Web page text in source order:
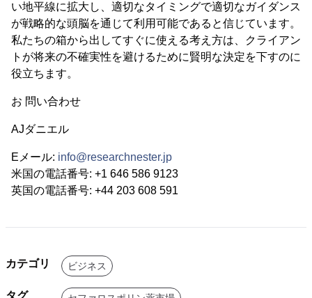
い地平線に拡大し、適切なタイミングで適切なガイダンス
が戦略的な頭脳を通じて利用可能であると信じています。
私たちの箱から出してすぐに使える考え方は、クライアン
トが将来の不確実性を避けるために賢明な決定を下すのに
役立ちます。
お 問い合わせ
AJダニエル
Eメール: info@researchnester.jp
米国の電話番号: +1 646 586 9123
英国の電話番号: +44 203 608 591
カテゴリ ビジネス
タグ